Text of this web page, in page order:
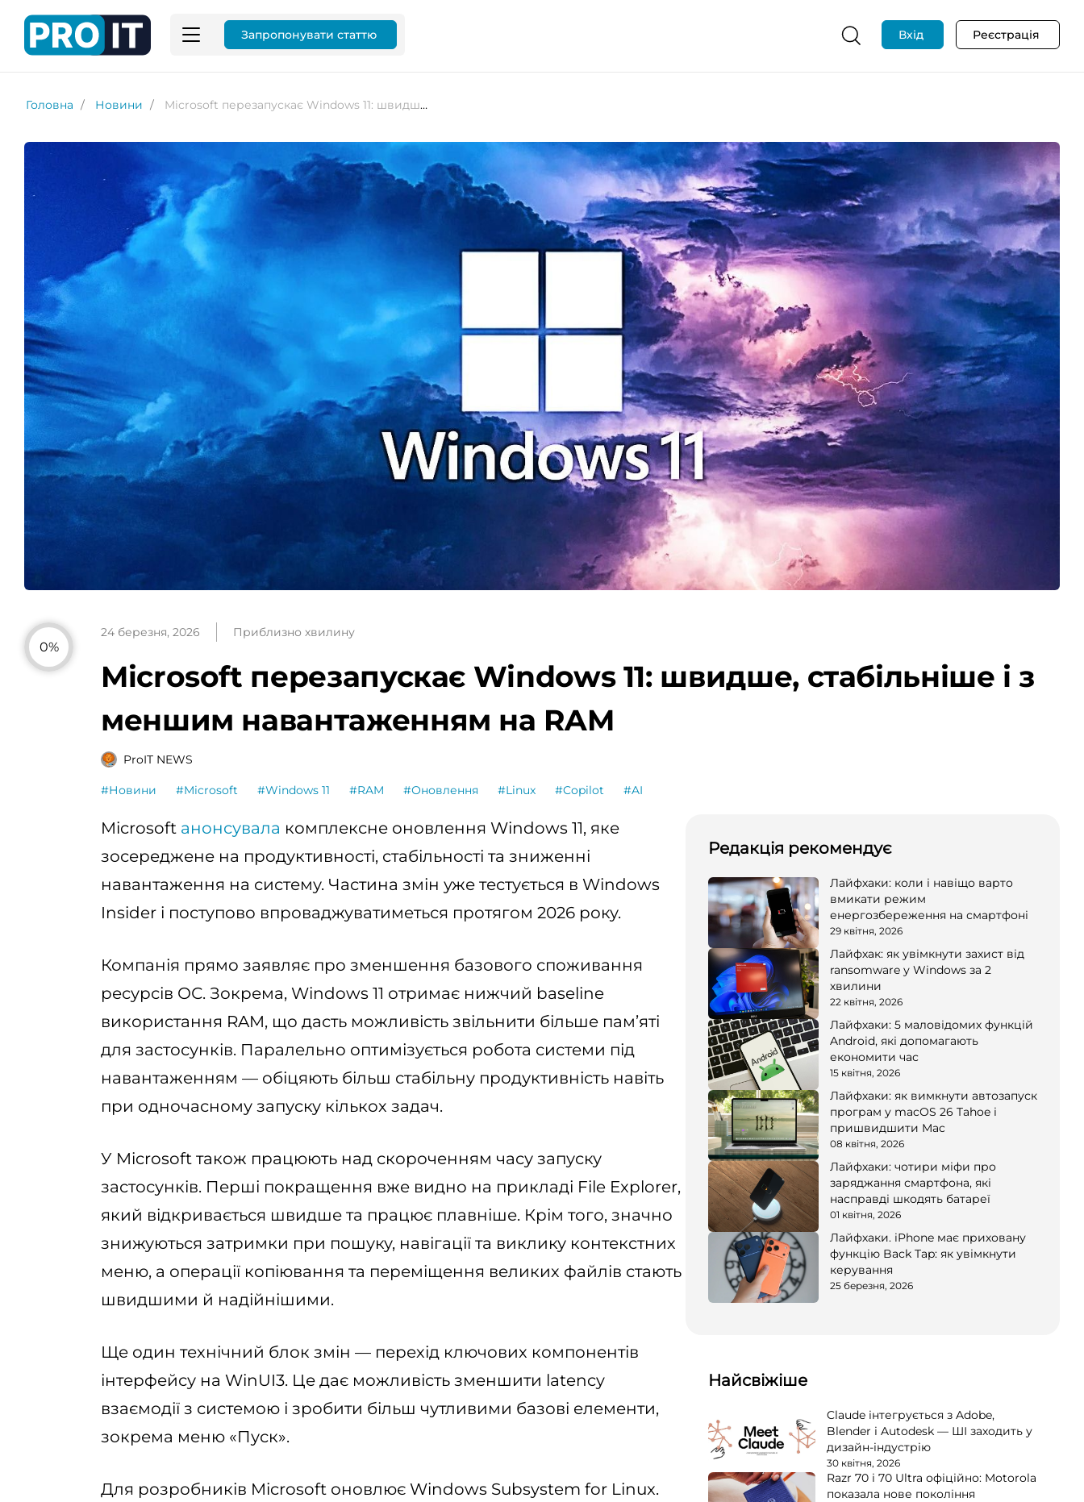
Запропонувати статтю Вхід Реєстрація
Головна Новини Microsoft перезапускає Windows 11: швидше, стабільніше і з меншим навантаженням на RAM
0%
24 березня, 2026 Приблизно хвилину
Microsoft перезапускає Windows 11: швидше, стабільніше і з
меншим навантаженням на RAM
ProIT NEWS
#Новини #Microsoft #Windows 11 #RAM #Оновлення #Linux #Copilot #AI
Microsoft анонсувала комплексне оновлення Windows 11, яке
зосереджене на продуктивності, стабільності та зниженні
навантаження на систему. Частина змін уже тестується в Windows
Insider і поступово впроваджуватиметься протягом 2026 року.
Компанія прямо заявляє про зменшення базового споживання
ресурсів ОС. Зокрема, Windows 11 отримає нижчий baseline
використання RAM, що дасть можливість звільнити більше пам’яті
для застосунків. Паралельно оптимізується робота системи під
навантаженням — обіцяють більш стабільну продуктивність навіть
при одночасному запуску кількох задач.
У Microsoft також працюють над скороченням часу запуску
застосунків. Перші покращення вже видно на прикладі File Explorer,
який відкривається швидше та працює плавніше. Крім того, значно
знижуються затримки при пошуку, навігації та виклику контекстних
меню, а операції копіювання та переміщення великих файлів стають
швидшими й надійнішими.
Ще один технічний блок змін — перехід ключових компонентів
інтерфейсу на WinUI3. Це дає можливість зменшити latency
взаємодії з системою і зробити більш чутливими базові елементи,
зокрема меню «Пуск».
Для розробників Microsoft оновлює Windows Subsystem for Linux.
Редакція рекомендує
Лайфхаки: коли і навіщо варто
вмикати режим
енергозбереження на смартфоні
29 квітня, 2026
Лайфхак: як увімкнути захист від
ransomware у Windows за 2
хвилини
22 квітня, 2026
Лайфхаки: 5 маловідомих функцій
Android, які допомагають
економити час
15 квітня, 2026
Лайфхаки: як вимкнути автозапуск
програм у macOS 26 Tahoe і
пришвидшити Mac
08 квітня, 2026
Лайфхаки: чотири міфи про
заряджання смартфона, які
насправді шкодять батареї
01 квітня, 2026
Лайфхаки. iPhone має приховану
функцію Back Tap: як увімкнути
керування
25 березня, 2026
Найсвіжіше
Claude інтегрується з Adobe,
Blender і Autodesk — ШІ заходить у
дизайн-індустрію
30 квітня, 2026
Razr 70 і 70 Ultra офіційно: Motorola
показала нове покоління